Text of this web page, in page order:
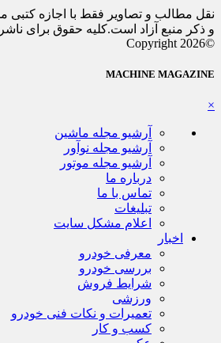
نقل مطالب و تصاویر فقط با اجازه کتبی
و ذکر منبع آزاد است.کلیه حقوق برای
©Copyright 2026
MACHINE MAGAZINE
×
آرشیو مجله ماشین
آرشیو مجله نوآور
آرشیو مجله موتور
درباره ما
تماس با ما
تبلیغات
اعلام مشکل سایت
اخبار
معرفی خودرو
بررسی خودرو
شرایط فروش
ورزشی
تعمیرات و نکات فنی خودرو
کسب و کار